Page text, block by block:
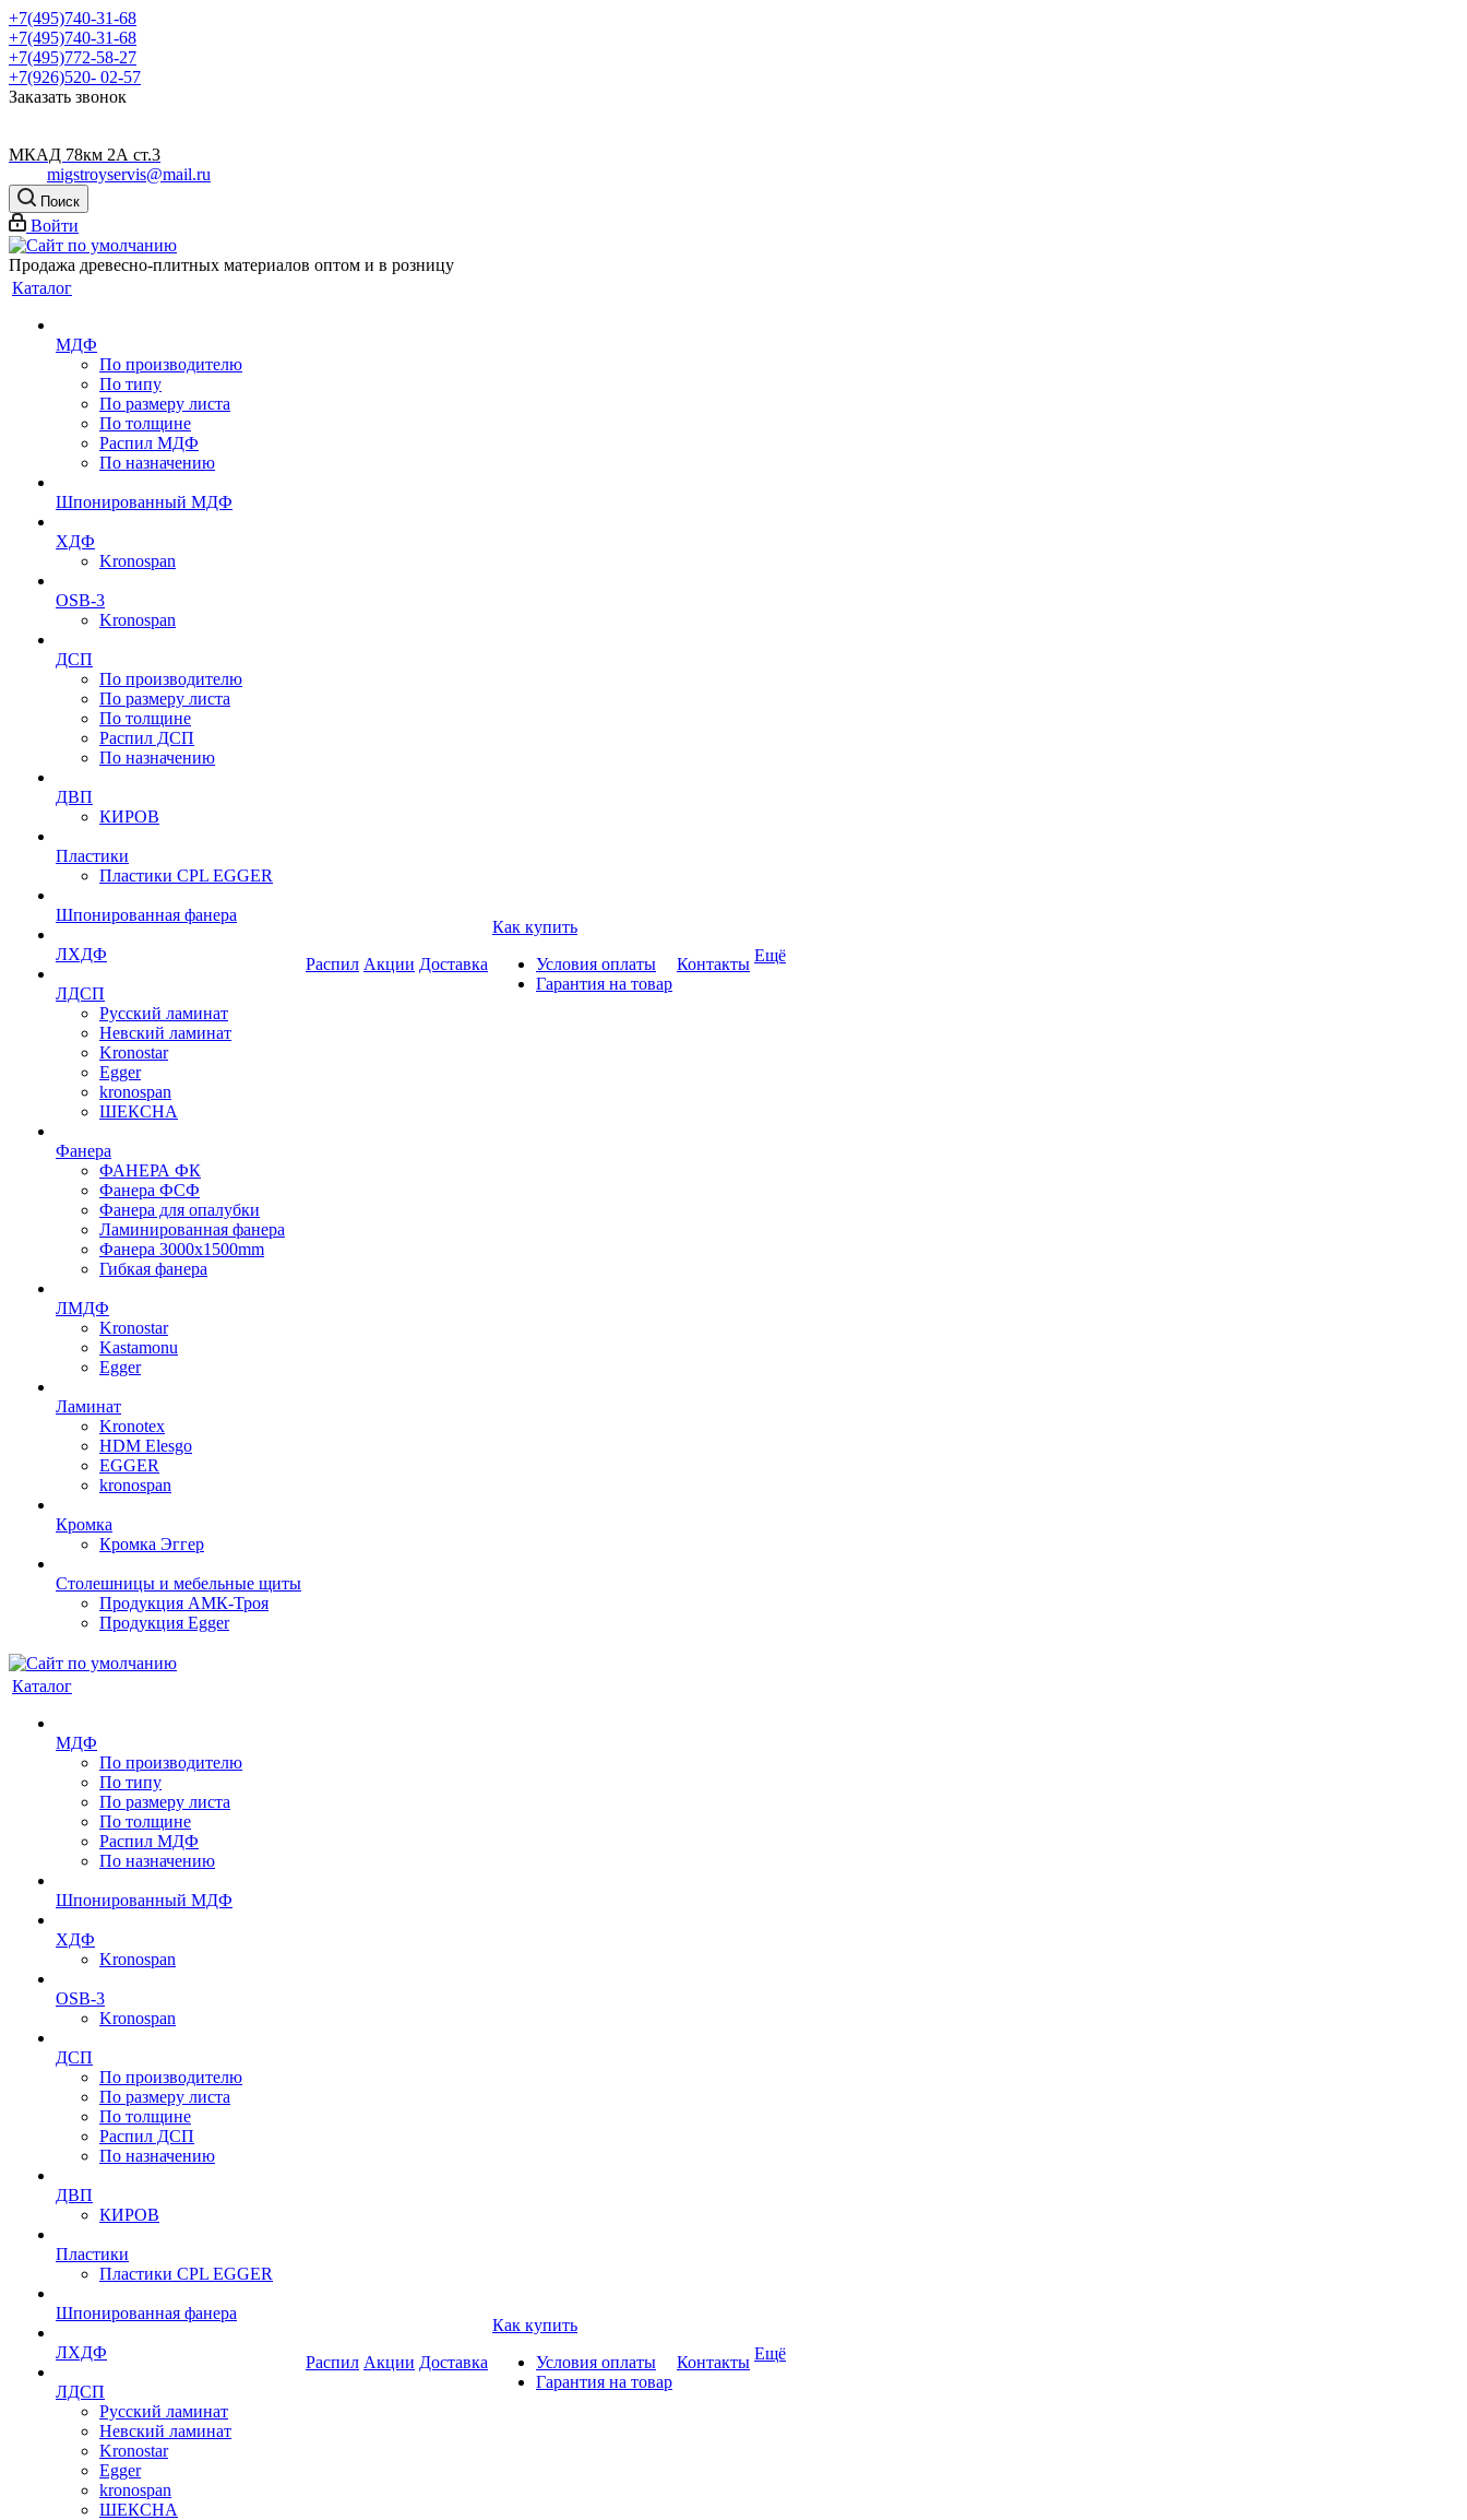
+7(495)740-31-68
+7(495)740-31-68
+7(495)772-58-27
+7(926)520- 02-57
Заказать звонок
МКАД 78км 2А ст.3
migstroyservis@mail.ru
Поиск
Войти
Продажа древесно-плитных материалов оптом и в розницу
Каталог
МДФ
По производителю
По типу
По размеру листа
По толщине
Распил МДФ
По назначению
Шпонированный МДФ
ХДФ
Kronospan
OSB-3
Kronospan
ДСП
По производителю
По размеру листа
По толщине
Распил ДСП
По назначению
ДВП
КИРОВ
Пластики
Пластики CPL EGGER
Шпонированная фанера
ЛХДФ
ЛДСП
Русский ламинат
Невский ламинат
Kronostar
Egger
kronospan
ШЕКСНА
Фанера
ФАНЕРА ФК
Фанера ФСФ
Фанера для опалубки
Ламинированная фанера
Фанера 3000х1500mm
Гибкая фанера
ЛМДФ
Kronostar
Kastamonu
Egger
Ламинат
Kronotex
HDM Elesgo
EGGER
kronospan
Кромка
Кромка Эггер
Столешницы и мебельные щиты
Продукция АМК-Троя
Продукция Egger
Распил Акции Доставка
Как купить
Условия оплаты
Гарантия на товар
Контакты Ещё
Каталог
МДФ
По производителю
По типу
По размеру листа
По толщине
Распил МДФ
По назначению
Шпонированный МДФ
ХДФ
Kronospan
OSB-3
Kronospan
ДСП
По производителю
По размеру листа
По толщине
Распил ДСП
По назначению
ДВП
КИРОВ
Пластики
Пластики CPL EGGER
Шпонированная фанера
ЛХДФ
ЛДСП
Русский ламинат
Невский ламинат
Kronostar
Egger
kronospan
ШЕКСНА
Распил Акции Доставка
Как купить
Условия оплаты
Гарантия на товар
Контакты Ещё